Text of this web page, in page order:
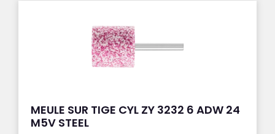
MEULE SUR TIGE CYL ZY 3232 6 ADW 24
M5V STEEL